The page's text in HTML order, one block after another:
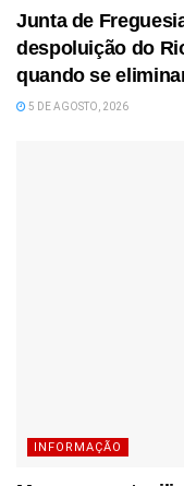
Junta de
despoluição do
quando se
5 DE AGOSTO, 2026
INFORMAÇÃO